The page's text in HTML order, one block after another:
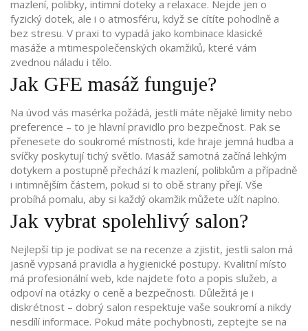
mazlení, polibky, intimní doteky a relaxace. Nejde jen o
fyzický dotek, ale i o atmosféru, když se cítíte pohodlně a
bez stresu. V praxi to vypadá jako kombinace klasické
masáže a mtimespolečenských okamžiků, které vám
zvednou náladu i tělo.
Jak GFE masáž funguje?
Na úvod vás masérka požádá, jestli máte nějaké limity nebo
preference – to je hlavní pravidlo pro bezpečnost. Pak se
přenesete do soukromé místnosti, kde hraje jemná hudba a
svíčky poskytují tichý světlo. Masáž samotná začíná lehkým
dotykem a postupně přechází k mazlení, polibkům a případně
i intimnějším částem, pokud si to obě strany přejí. Vše
probíhá pomalu, aby si každý okamžik můžete užít naplno.
Jak vybrat spolehlivý salon?
Nejlepší tip je podívat se na recenze a zjistit, jestli salon má
jasně vypsaná pravidla a hygienické postupy. Kvalitní místo
má profesionální web, kde najdete foto a popis služeb, a
odpoví na otázky o ceně a bezpečnosti. Důležitá je i
diskrétnost – dobrý salon respektuje vaše soukromí a nikdy
nesdílí informace. Pokud máte pochybnosti, zeptejte se na